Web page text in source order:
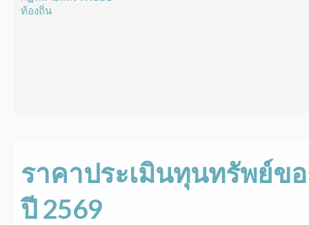
ท้องถิ่น
ราคาประเมินทุนทรัพย์ข
ปี 2569